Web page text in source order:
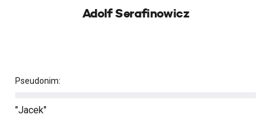
Adolf Serafinowicz
Pseudonim:
"Jacek"